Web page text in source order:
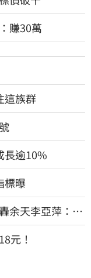
賺30萬
這族群
逾10%
標曝
余天李亞萍：他
元！